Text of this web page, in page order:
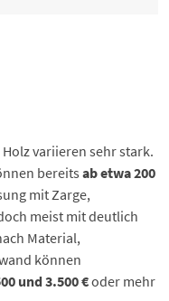
variieren sehr stark.
bereits ab etwa 200
mit Zarge,
meist mit deutlich
Material,
können
und 3.500 €oder mehr